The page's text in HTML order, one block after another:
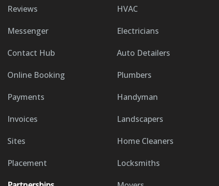
Reviews
Messenger
Contact Hub
Online Booking
Payments
Invoices
Sites
Placement
HVAC
Electricians
Auto Detailers
Plumbers
Handyman
Landscapers
Home Cleaners
Locksmiths